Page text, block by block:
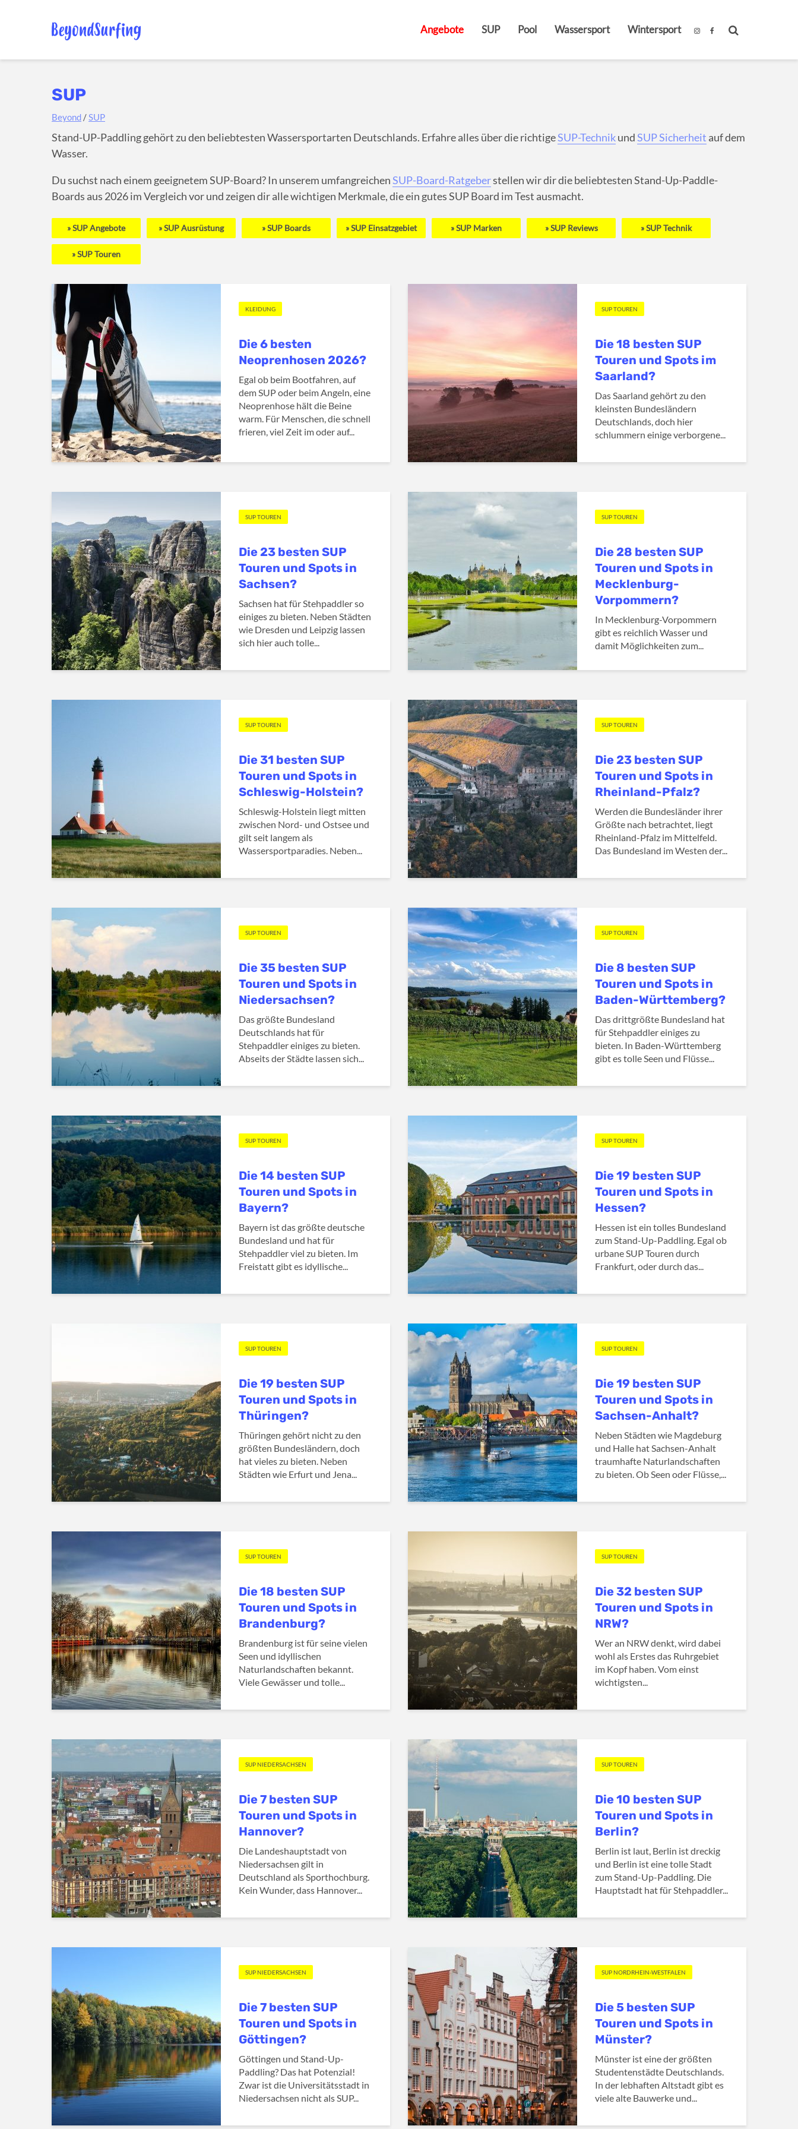
Angebote SUP Pool Wassersport Wintersport
SUP
Beyond /SUP
Stand-UP-Paddling gehört zu den beliebtesten Wassersportarten Deutschlands. Erfahre alles über die richtigeSUP-TechnikundSUP Sicherheit auf dem
Wasser.
Du suchst nach einem geeignetem SUP-Board? In unserem umfangreichenSUP-Board-Ratgeberstellen wir dir die beliebtesten Stand-Up-Paddle-
Boards aus 2026 im Vergleich vor und zeigen dir alle wichtigen Merkmale, die ein gutes SUP Board im Test ausmacht.
SUP Angebote SUP Ausrüstung SUP Boards SUP Einsatzgebiet SUP Marken SUP Reviews SUP Technik
SUP Touren
KLEIDUNG
Die 6 besten
Neoprenhosen 2026?
Egal ob beim Bootfahren, auf
dem SUP oder beim Angeln, eine
Neoprenhose hält die Beine
warm. Für Menschen, die schnell
frieren, viel Zeit im oder auf...
SUP TOUREN
Die 18 besten SUP
Touren und Spots im
Saarland?
Das Saarland gehört zu den
kleinsten Bundesländern
Deutschlands, doch hier
schlummern einige verborgene...
SUP TOUREN
Die 23 besten SUP
Touren und Spots in
Sachsen?
Sachsen hat für Stehpaddler so
einiges zu bieten. Neben Städten
wie Dresden und Leipzig lassen
sich hier auch tolle...
SUP TOUREN
Die 28 besten SUP
Touren und Spots in
Mecklenburg-
Vorpommern?
In Mecklenburg-Vorpommern
gibt es reichlich Wasser und
damit Möglichkeiten zum...
SUP TOUREN
Die 31 besten SUP
Touren und Spots in
Schleswig-Holstein?
Schleswig-Holstein liegt mitten
zwischen Nord- und Ostsee und
gilt seit langem als
Wassersportparadies. Neben...
SUP TOUREN
Die 23 besten SUP
Touren und Spots in
Rheinland-Pfalz?
Werden die Bundesländer ihrer
Größte nach betrachtet, liegt
Rheinland-Pfalz im Mittelfeld.
Das Bundesland im Westen der...
SUP TOUREN
Die 35 besten SUP
Touren und Spots in
Niedersachsen?
Das größte Bundesland
Deutschlands hat für
Stehpaddler einiges zu bieten.
Abseits der Städte lassen sich...
SUP TOUREN
Die 8 besten SUP
Touren und Spots in
Baden-Württemberg?
Das drittgrößte Bundesland hat
für Stehpaddler einiges zu
bieten. In Baden-Württemberg
gibt es tolle Seen und Flüsse...
SUP TOUREN
Die 14 besten SUP
Touren und Spots in
Bayern?
Bayern ist das größte deutsche
Bundesland und hat für
Stehpaddler viel zu bieten. Im
Freistatt gibt es idyllische...
SUP TOUREN
Die 19 besten SUP
Touren und Spots in
Hessen?
Hessen ist ein tolles Bundesland
zum Stand-Up-Paddling. Egal ob
urbane SUP Touren durch
Frankfurt, oder durch das...
SUP TOUREN
Die 19 besten SUP
Touren und Spots in
Thüringen?
Thüringen gehört nicht zu den
größten Bundesländern, doch
hat vieles zu bieten. Neben
Städten wie Erfurt und Jena...
SUP TOUREN
Die 19 besten SUP
Touren und Spots in
Sachsen-Anhalt?
Neben Städten wie Magdeburg
und Halle hat Sachsen-Anhalt
traumhafte Naturlandschaften
zu bieten. Ob Seen oder Flüsse,...
SUP TOUREN
Die 18 besten SUP
Touren und Spots in
Brandenburg?
Brandenburg ist für seine vielen
Seen und idyllischen
Naturlandschaften bekannt.
Viele Gewässer und tolle...
SUP TOUREN
Die 32 besten SUP
Touren und Spots in
NRW?
Wer an NRW denkt, wird dabei
wohl als Erstes das Ruhrgebiet
im Kopf haben. Vom einst
wichtigsten...
SUP NIEDERSACHSEN
Die 7 besten SUP
Touren und Spots in
Hannover?
Die Landeshauptstadt von
Niedersachsen gilt in
Deutschland als Sporthochburg.
Kein Wunder, dass Hannover...
SUP TOUREN
Die 10 besten SUP
Touren und Spots in
Berlin?
Berlin ist laut, Berlin ist dreckig
und Berlin ist eine tolle Stadt
zum Stand-Up-Paddling. Die
Hauptstadt hat für Stehpaddler...
SUP NIEDERSACHSEN
Die 7 besten SUP
Touren und Spots in
Göttingen?
Göttingen und Stand-Up-
Paddling? Das hat Potenzial!
Zwar ist die Universitätsstadt in
Niedersachsen nicht als SUP...
SUP NORDRHEIN-WESTFALEN
Die 5 besten SUP
Touren und Spots in
Münster?
Münster ist eine der größten
Studentenstädte Deutschlands.
In der lebhaften Altstadt gibt es
viele alte Bauwerke und...